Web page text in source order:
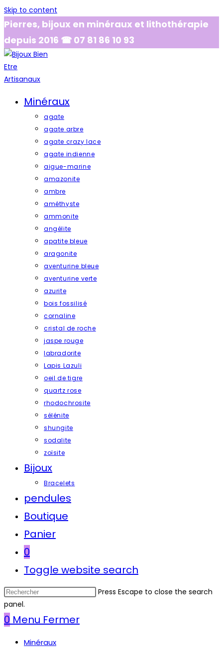
Skip to content
Pierres, bijoux en minéraux et lithothérapie
depuis 2016 ☎ 07 81 86 10 93
Minéraux
agate
agate arbre
agate crazy lace
agate indienne
aigue-marine
amazonite
ambre
améthyste
ammonite
angélite
apatite bleue
aragonite
aventurine bleue
aventurine verte
azurite
bois fossilisé
cornaline
cristal de roche
jaspe rouge
labradorite
Lapis Lazuli
oeil de tigre
quartz rose
rhodochrosite
sélénite
shungite
sodalite
zoïsite
Bijoux
Bracelets
pendules
Boutique
Panier
0
Toggle website search
Press Escape to close the search
panel.
0 Menu Fermer
Minéraux